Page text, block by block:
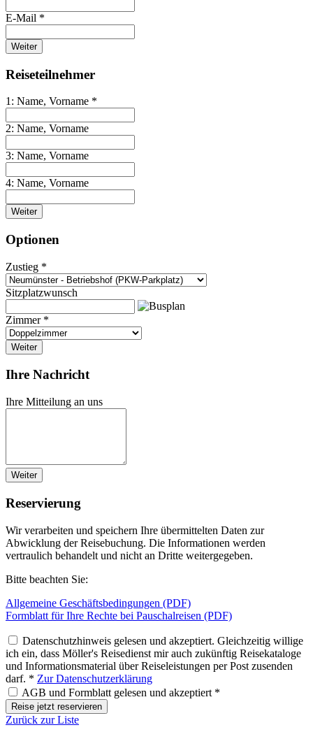
E-Mail *
Weiter
Reiseteilnehmer
1: Name, Vorname *
2: Name, Vorname
3: Name, Vorname
4: Name, Vorname
Weiter
Optionen
Zustieg *
Sitzplatzwunsch
Zimmer *
Weiter
Ihre Nachricht
Ihre Mitteilung an uns
Weiter
Reservierung
Wir verarbeiten und speichern Ihre übermittelten Daten zur
Abwicklung der Reisebuchung. Die Informationen werden
vertraulich behandelt und nicht an Dritte weitergegeben.
Bitte beachten Sie:
Allgemeine Geschäftsbedingungen (PDF)
Formblatt für Ihre Rechte bei Pauschalreisen (PDF)
Datenschutzhinweis gelesen und akzeptiert. Gleichzeitig willige
ich ein, dass Möller's Reisedienst mir auch zukünftig Reisekataloge
und Informationsmaterial über Reiseleistungen per Post zusenden
darf. * Zur Datenschutzerklärung
AGB und Formblatt gelesen und akzeptiert *
Reise jetzt reservieren
Zurück zur Liste